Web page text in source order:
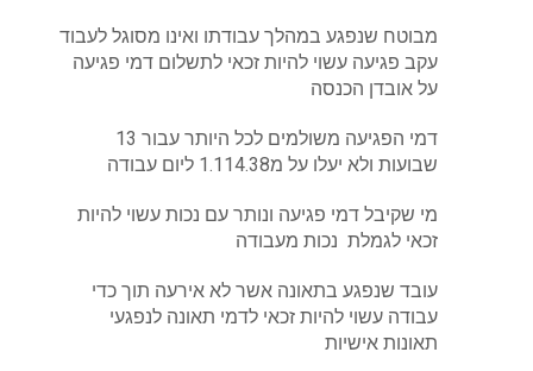
מבוטח שנפגע במהלך עבודתו ואינו מסוגל לעבוד
עקב פגיעה עשוי להיות זכאי לתשלום דמי פגיעה
על אובדן הכנסה
דמי הפגיעה משולמים לכל היותר עבור 13
שבועות ולא יעלו על מ1.114.38 ליום עבודה
מי שקיבל דמי פגיעה ונותר עם נכות עשוי להיות
זכאי לגמלת נכות מעבודה
עובד שנפגע בתאונה אשר לא אירעה תוך כדי
עבודה עשוי להיות זכאי לדמי תאונה לנפגעי
תאונות אישיות